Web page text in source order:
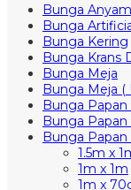
Bunga
Bunga
Bunga Kering
Bunga Krans
Bunga Meja
Bunga Meja (
Bunga Papan
Bunga Papan
Bunga
1.5m x
1m x 1m
1m x